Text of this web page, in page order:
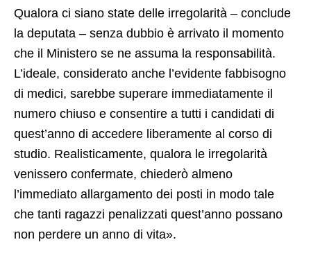
Qualora ci siano state delle irregolarità – conclude
la deputata – senza dubbio è arrivato il momento
che il Ministero se ne assuma la responsabilità.
L’ideale, considerato anche l’evidente fabbisogno
di medici, sarebbe superare immediatamente il
numero chiuso e consentire a tutti i candidati di
quest’anno di accedere liberamente al corso di
studio. Realisticamente, qualora le irregolarità
venissero confermate, chiederò almeno
l’immediato allargamento dei posti in modo tale
che tanti ragazzi penalizzati quest’anno possano
non perdere un anno di vita».